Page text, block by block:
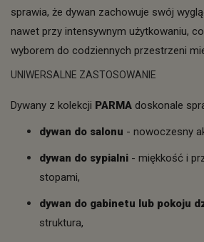
sprawia, że dywan zachowuje swój
nawet przy intensywnym użytkowaniu,
wyborem do codziennych przestrzeni
UNIWERSALNE ZASTOSOWANIE
Dywany z kolekcji PARMA doskonale
dywan do salonu - nowoczesny
dywan do sypialni - miękkość i
stopami,
dywan do gabinetu lub pokoju
struktura,